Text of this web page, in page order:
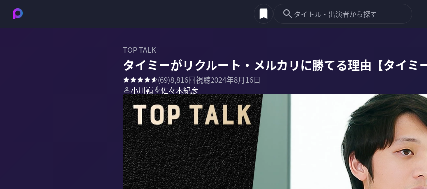
TOP TALK
タイミーがリクルート・メルカリに勝てる理由【タイミ
(69)8,816回視聴2024年8月16日
小川嶺
佐々木紀彦